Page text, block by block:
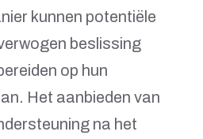
kunnen potentiële
beslissing
op hun
Het aanbieden van
na het